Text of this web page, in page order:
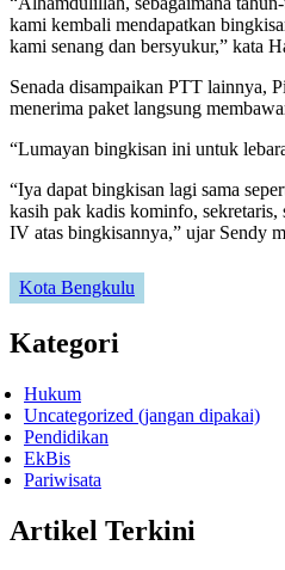
kami kembali mendapatkan
kami senang dan bersyukur,” kata
Senada disampaikan PTT lainnya,
menerima paket langsung
“Lumayan bingkisan ini untuk
“Iya dapat bingkisan lagi sama
kasih pak kadis kominfo,
IV atas bingkisannya,” ujar Sendy
Kota Bengkulu
Kategori
Hukum
Uncategorized (jangan dipakai)
Pendidikan
EkBis
Pariwisata
Artikel Terkini